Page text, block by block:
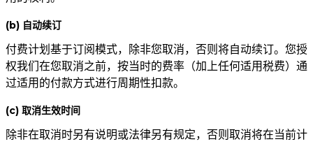
(b) 自动续订
付费计划基于订阅模式，除非您取消，否则将自动续订。您授
权我们在您取消之前，按当时的费率（加上任何适用税费）通
过适用的付款方式进行周期性扣款。
(c) 取消生效时间
除非在取消时另有说明或法律另有规定，否则取消将在当前计